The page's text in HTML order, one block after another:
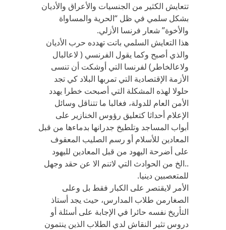
تتعايش الكثير من الجنسيات والأعراق والأديان
بشكل سلمي في ظل “الحرية والمساواة
والأخوة” شعار فرنسا الأزلي.
هذا التعايش السلمي باتت تهدده حرب الأديان
والذي أصبح وكما يقول الفرنسي ( لاعالبال
ولاعالخاطر) لفرنسا التي أوشكت أن تنسى
الأزمة الإقتصادية التي تمربها البلاد كي تجد
حلولا لهذه المشكلة التي أصبحت خطرا يهدد
الأمن العام للدولة، فغالبا ما تتناقل وسائل
الإعلام أحداثا كتعليق رؤوس الخنازير على
أبواب المساجد وتلطيخ جدرانها بدماءها من قبل
المعادين للأسلام أو رسم الصليب المعقوف
على أضرحة اليهود من قبل المعادين لليهود
..الخ من الحوادث التي لاتنم الا عن حقد وجهل
للمتعصبين دينيا.
الأمر لايقتصر على الكبار فقط بل وعلى
الصغارمن طلاب المدارس، حيث يجد أستاذ
التأريخ نفسه حائرا في الإجابة على أسئلة أو
دروس تثير النقاش لدي الطلاب الذين ينتمون